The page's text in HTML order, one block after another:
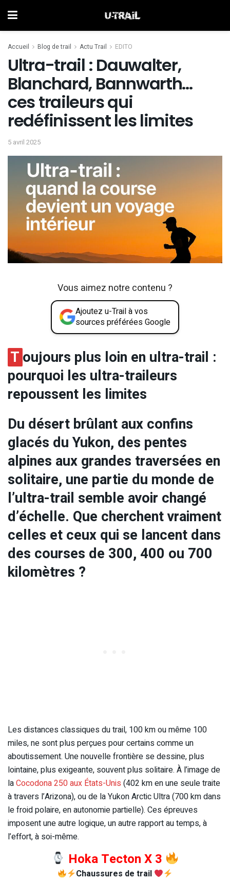
Accueil Blog de trail Actu Trail EDITO
Ultra-trail : Dauwalter,
Blanchard, Bannwarth…
ces traileurs qui
redéfinissent les limites
5 avril 2025
Vous aimez notre contenu ?
Ajoutez u-Trail à vos
sources préférées Google
T oujours plus loin en ultra-trail :
pourquoi les ultra-traileurs
repoussent les limites
Du désert brûlant aux confins
glacés du Yukon, des pentes
alpines aux grandes traversées en
solitaire, une partie du monde de
l’ultra-trail semble avoir changé
d’échelle. Que cherchent vraiment
celles et ceux qui se lancent dans
des courses de 300, 400 ou 700
kilomètres ?
Les distances classiques du trail, 100 km ou même 100
miles, ne sont plus perçues pour certains comme un
aboutissement. Une nouvelle frontière se dessine, plus
lointaine, plus exigeante, souvent plus solitaire. À l’image de
laCocodona 250 aux États-Unis (402 km en une seule traite
à travers l’Arizona), ou de la Yukon Arctic Ultra (700 km dans
le froid polaire, en autonomie partielle). Ces épreuves
imposent une autre logique, un autre rapport au temps, à
l’effort, à soi-même.
Hoka Tecton X 3
Chaussures de trail